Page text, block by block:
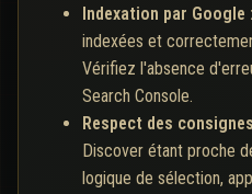
Indexation par Google :
indexées et
Vérifiez l'absence
Search Console.
Respect des
Discover étant proche
logique de sélection,